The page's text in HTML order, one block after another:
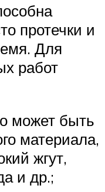
протечки и
Для
работ
может быть
материала,
жгут,
и др.;